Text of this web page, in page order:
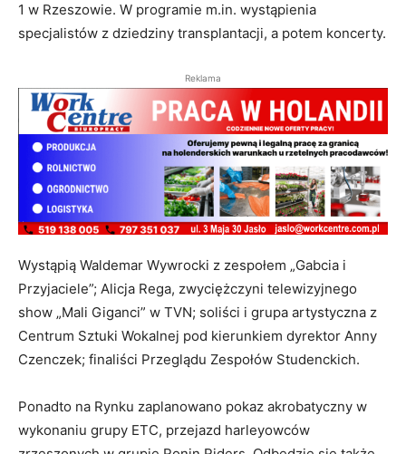
1 w Rzeszowie. W programie m.in. wystąpienia
specjalistów z dziedziny transplantacji, a potem koncerty.
Reklama
Wystąpią Waldemar Wywrocki z zespołem „Gabcia i
Przyjaciele”; Alicja Rega, zwyciężczyni telewizyjnego
show „Mali Giganci” w TVN; soliści i grupa artystyczna z
Centrum Sztuki Wokalnej pod kierunkiem dyrektor Anny
Czenczek; finaliści Przeglądu Zespołów Studenckich.
Ponadto na Rynku zaplanowano pokaz akrobatyczny w
wykonaniu grupy ETC, przejazd harleyowców